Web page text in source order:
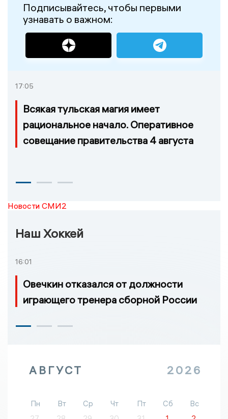
Подписывайтесь, чтобы первыми
узнавать о важном:
17:05
Всякая тульская магия имеет
рациональное начало. Оперативное
совещание правительства 4 августа
Новости СМИ2
Наш Хоккей
16:01
Овечкин отказался от должности
играющего тренера сборной России
АВГУСТ 2026
Пн Вт Ср Чт Пт Сб
Вс